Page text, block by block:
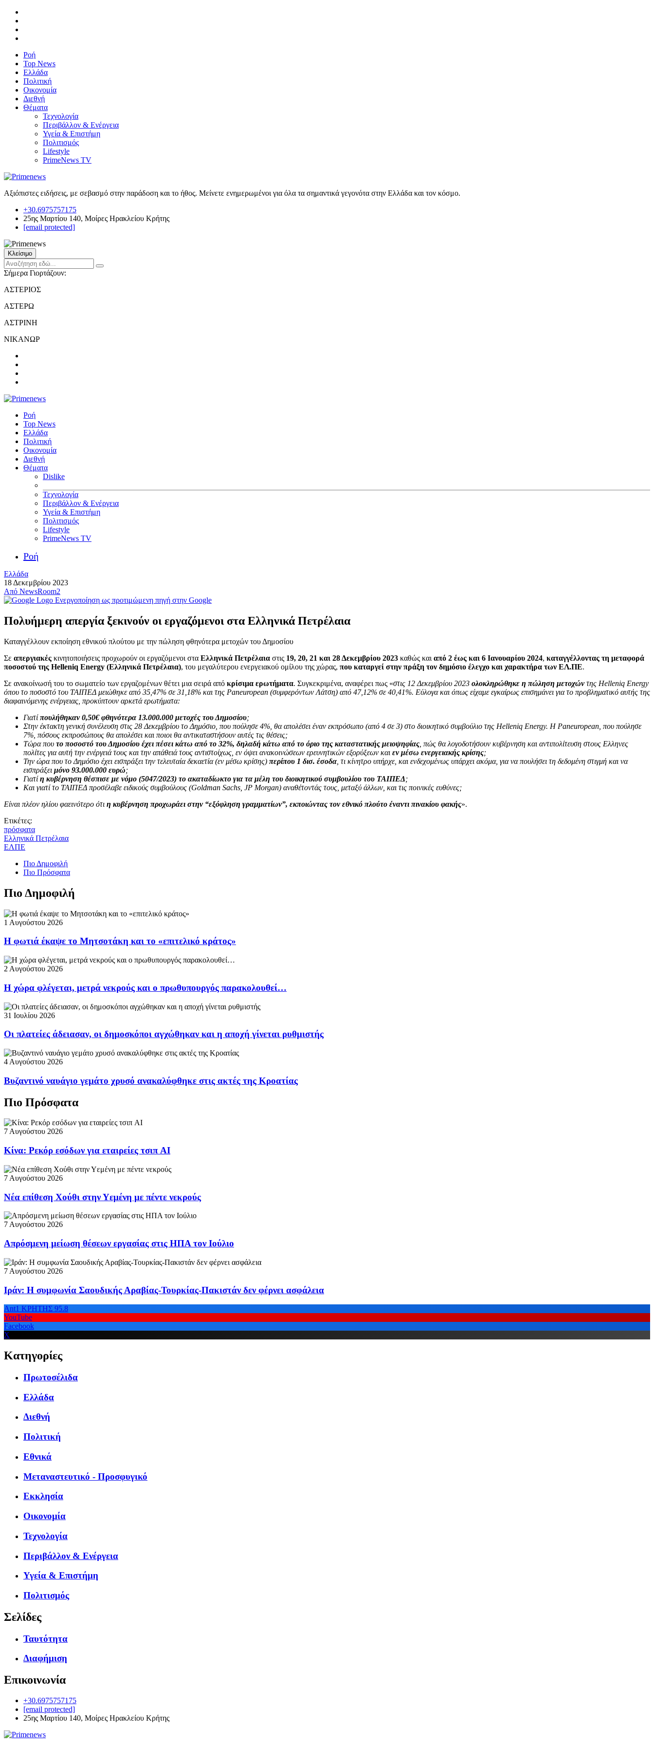
Ροή
Top News
Ελλάδα
Πολιτική
Οικονομία
Διεθνή
Θέματα
Τεχνολογία
Περιβάλλον & Ενέργεια
Υγεία & Επιστήμη
Πολιτισμός
Lifestyle
PrimeNews TV
Αξιόπιστες ειδήσεις, με σεβασμό στην παράδοση και το ήθος. Μείνετε ενημερωμένοι για όλα τα σημαντικά γεγονότα στην Ελλάδα και τον κόσμο.
+30.6975757175
25ης Μαρτίου 140, Μοίρες Ηρακλείου Κρήτης
[email protected]
Κλείσιμο
Σήμερα Γιορτάζουν:
ΑΣΤΕΡΙΟΣ
ΑΣΤΕΡΩ
ΑΣΤΡΙΝΗ
ΝΙΚΑΝΩΡ
Ροή
Top News
Ελλάδα
Πολιτική
Οικονομία
Διεθνή
Θέματα
Dislike
Τεχνολογία
Περιβάλλον & Ενέργεια
Υγεία & Επιστήμη
Πολιτισμός
Lifestyle
PrimeNews TV
Ροή
Ελλάδα
18 Δεκεμβρίου 2023
Από NewsRoom2
Ενεργοποίηση ως προτιμώμενη πηγή στην Google
Πολυήμερη απεργία ξεκινούν οι εργαζόμενοι στα Ελληνικά Πετρέλαια
Καταγγέλλουν εκποίηση εθνικού πλούτου με την πώληση φθηνότερα μετοχών του Δημοσίου
Σε απεργιακές κινητοποιήσεις προχωρούν οι εργαζόμενοι στα Ελληνικά Πετρέλαια στις 19, 20, 21 και 28 Δεκεμβρίου 2023 καθώς και από 2 έως και 6 Ιανουαρίου 2024, καταγγέλλοντας τη μεταφορά
ποσοστού της Helleniq Energy (Ελληνικά Πετρέλαια), του μεγαλύτερου ενεργειακού ομίλου της χώρας, που καταργεί στην πράξη τον δημόσιο έλεγχο και χαρακτήρα των ΕΛ.ΠΕ.
Σε ανακοίνωσή του το σωματείο των εργαζομένων θέτει μια σειρά από κρίσιμα ερωτήματα. Συγκεκριμένα, αναφέρει πως «στις 12 Δεκεμβρίου 2023 ολοκληρώθηκε η πώληση μετοχώντης Helleniq Energy
όπου το ποσοστό του ΤΑΙΠΕΔ μειώθηκε από 35,47% σε 31,18% και της Paneuropean (συμφερόντων Λάτση) από 47,12% σε 40,41%. Εύλογα και όπως είχαμε εγκαίρως επισημάνει για το προβληματικό αυτής της
διαφαινόμενης ενέργειας, προκύπτουν αρκετά ερωτήματα:
Γιατίπουλήθηκαν 0,50€ φθηνότερα 13.000.000 μετοχές του Δημοσίου;
Στην έκτακτη γενική συνέλευση στις 28 Δεκεμβρίου το Δημόσιο, που πούλησε 4%, θα απολέσει έναν εκπρόσωπο (από 4 σε 3) στο διοικητικό συμβούλιο της Helleniq Energy. H Paneuropean, που πούλησε
7%, πόσους εκπροσώπους θα απολέσει και ποιοι θα αντικαταστήσουν αυτές τις θέσεις;
Τώρα που το ποσοστό του Δημοσίου έχει πέσει κάτω από το 32%, δηλαδή κάτω από το όριο της καταστατικής μειοψηφίας , πώς θα λογοδοτήσουν κυβέρνηση και αντιπολίτευση στους Ελληνες
πολίτες για αυτή την ενέργειά τους και την απάθειά τους αντιστοίχως, εν όψει ανακοινώσεων ερευνητικών εξορύξεων και εν μέσω ενεργειακής κρίσης;
Την ώρα που το Δημόσιο έχει εισπράξει την τελευταία δεκαετία (εν μέσω κρίσης) περίπου 1 δισ. έσοδα , τι κίνητρο υπήρχε, και ενδεχομένως υπάρχει ακόμα, για να πουλήσει τη δεδομένη στιγμή και να
εισπράξει μόνο 93.000.000 ευρώ;
Γιατίη κυβέρνηση θέσπισε με νόμο (5047/2023) το ακαταδίωκτο για τα μέλη του διοικητικού συμβουλίου του ΤΑΙΠΕΔ;
Και γιατί το ΤΑΙΠΕΔ προσέλαβε ειδικούς συμβούλους (Goldman Sachs, JP Morgan) αναθέτοντάς τους, μεταξύ άλλων, και τις ποινικές ευθύνες;
Είναι πλέον ηλίου φαεινότερο ότι η κυβέρνηση προχωράει στην “εξόφληση γραμματίων”, εκποιώντας τον εθνικό πλούτο έναντι πινακίου φακής».
Ετικέτες:
πρόσφατα
Ελληνικά Πετρέλαια
ΕΛΠΕ
Πιο Δημοφιλή
Πιο Πρόσφατα
Πιο Δημοφιλή
1 Αυγούστου 2026
Η φωτιά έκαψε το Μητσοτάκη και το «επιτελικό κράτος»
2 Αυγούστου 2026
Η χώρα φλέγεται, μετρά νεκρούς και ο πρωθυπουργός παρακολουθεί…
31 Ιουλίου 2026
Οι πλατείες άδειασαν, οι δημοσκόποι αγχώθηκαν και η αποχή γίνεται ρυθμιστής
4 Αυγούστου 2026
Βυζαντινό ναυάγιο γεμάτο χρυσό ανακαλύφθηκε στις ακτές της Κροατίας
Πιο Πρόσφατα
7 Αυγούστου 2026
Κίνα: Ρεκόρ εσόδων για εταιρείες τσιπ AI
7 Αυγούστου 2026
Νέα επίθεση Χούθι στην Υεμένη με πέντε νεκρούς
7 Αυγούστου 2026
Απρόσμενη μείωση θέσεων εργασίας στις ΗΠΑ τον Ιούλιο
7 Αυγούστου 2026
Ιράν: Η συμφωνία Σαουδικής Αραβίας-Τουρκίας-Πακιστάν δεν φέρνει ασφάλεια
Ant1 ΚΡΗΤΗΣ 95.8
YouTube
Facebook
X
Κατηγορίες
Πρωτοσέλιδα
Ελλάδα
Διεθνή
Πολιτική
Εθνικά
Μεταναστευτικό - Προσφυγικό
Εκκλησία
Οικονομία
Τεχνολογία
Περιβάλλον & Ενέργεια
Υγεία & Επιστήμη
Πολιτισμός
Σελίδες
Ταυτότητα
Διαφήμιση
Επικοινωνία
+30.6975757175
[email protected]
25ης Μαρτίου 140, Μοίρες Ηρακλείου Κρήτης